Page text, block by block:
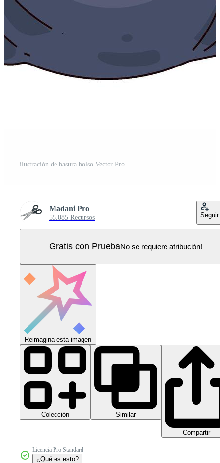
ilustración de basura bolso Vector Pro
Madani Pro
55.085 Recursos Seguir
Gratis con PruebaNo se requiere atribución!
Reimagina esta imagen
Colección Similar
Compartir
Licencia Pro Standard
¿Qué es esto?